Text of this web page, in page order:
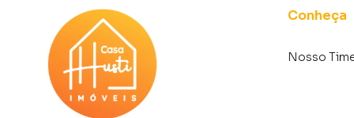
✔ Apartamento em condomínio com estrutura
✔ Boa opção para moradia própria ou
🏘️ Condomínio Salinas do Maranhão
✔ Portaria 24 horas
Conheça
Nosso